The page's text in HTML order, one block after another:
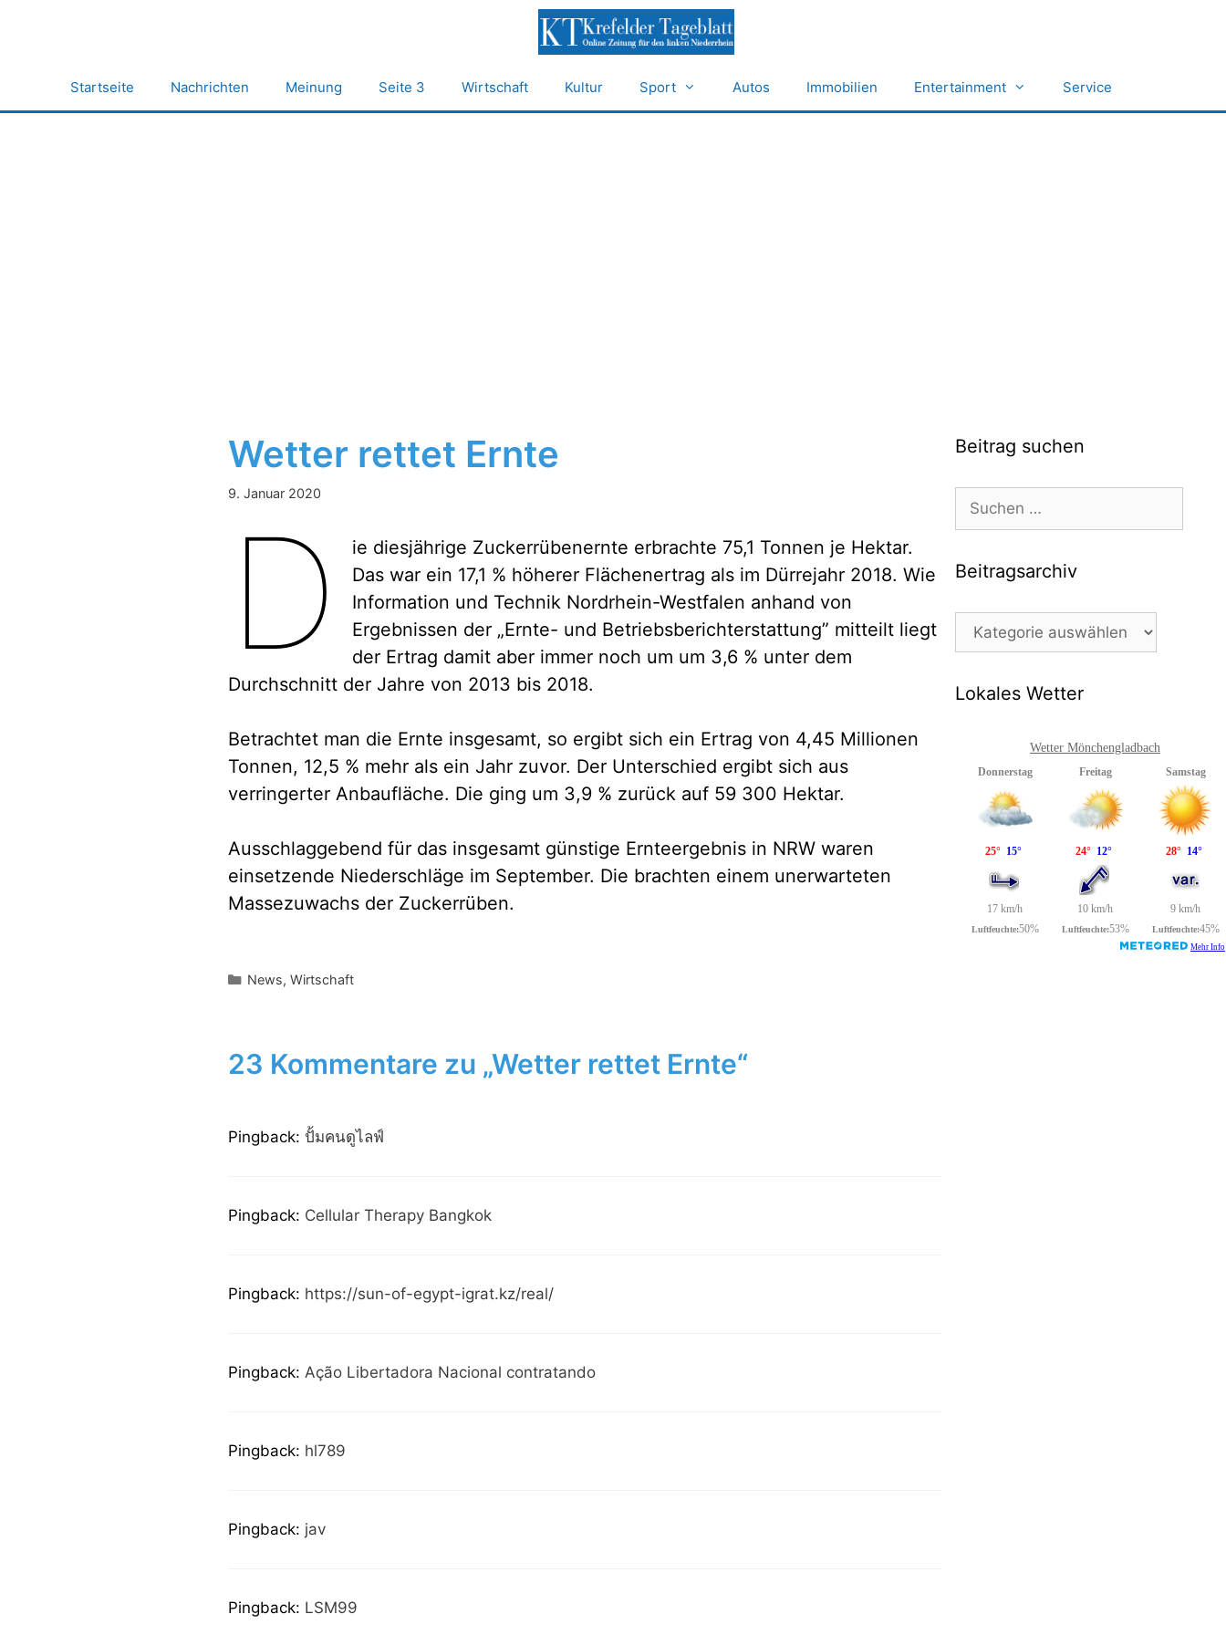
Startseite Nachrichten Meinung Seite 3 Wirtschaft Kultur Sport Autos Immobilien Entertainment Service
Wetter rettet Ernte
9. Januar 2020
D
ie diesjährige Zuckerrübenernte erbrachte 75,1 Tonnen je Hektar.
Das war ein 17,1 % höherer Flächenertrag als im Dürrejahr 2018. Wie
Information und Technik Nordrhein-Westfalen anhand von
Ergebnissen der „Ernte- und Betriebsberichterstattung” mitteilt liegt
der Ertrag damit aber immer noch um um 3,6 % unter dem
Durchschnitt der Jahre von 2013 bis 2018.
Betrachtet man die Ernte insgesamt, so ergibt sich ein Ertrag von 4,45 Millionen
Tonnen, 12,5 % mehr als ein Jahr zuvor. Der Unterschied ergibt sich aus
verringerter Anbaufläche. Die ging um 3,9 % zurück auf 59 300 Hektar.
Ausschlaggebend für das insgesamt günstige Ernteergebnis in NRW waren
einsetzende Niederschläge im September. Die brachten einem unerwarteten
Massezuwachs der Zuckerrüben.
Kategorien
News,Wirtschaft
23 Kommentare zu „Wetter rettet Ernte“
Pingback: ปั้มคนดูไลฟ์
Pingback: Cellular Therapy Bangkok
Pingback: https://sun-of-egypt-igrat.kz/real/
Pingback: Ação Libertadora Nacional contratando
Pingback: hl789
Pingback: jav
Pingback: LSM99
Beitrag suchen
Suchen
nach:
Beitragsarchiv
Beitragsarchiv
Lokales Wetter
Wetter Mönchengladbach